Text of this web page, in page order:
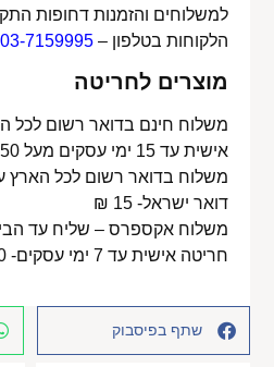
למשלוחים והזמנות דחופות
הלקוחות בטלפון –03-7159995
מוצרים לחריטה
משלוח חינם בדואר רשום לכל
אישית עד 15 ימי עסקים מעל 350 ₪
דואר ישראל- 15 ₪
משלוח אקספרס – שליח עד
חריטה אישית עד 7 ימי עסקים- 40 ₪
שתף בפיסבוק